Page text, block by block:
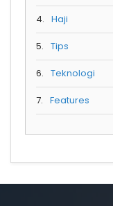
4. Haji
5. Tips
6. Teknologi
7. Features